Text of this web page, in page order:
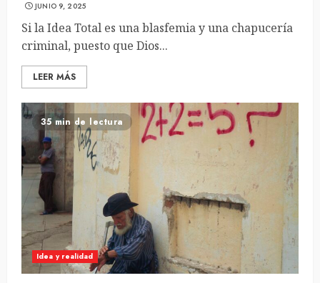
JUNIO 9, 2025
Si la Idea Total es una blasfemia y una chapucería
criminal, puesto que Dios...
LEER MÁS
35 min de lectura
Idea y realidad